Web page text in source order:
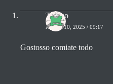
Thiago
ABRIL 10, 2025 / 09:17
Gostosso comiate todo